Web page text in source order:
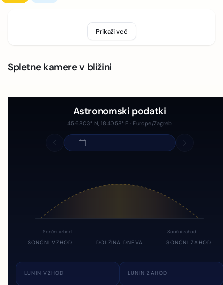
Prikaži več
Spletne kamere v bližini
Astronomski podatki
45.6803° N, 18.4058° E · Europe/Zagreb
Sončni vzhod Sončni zahod
SONČNI VZHOD DOLŽINA DNEVA SONČNI ZAHOD
LUNIN VZHOD LUNIN ZAHOD